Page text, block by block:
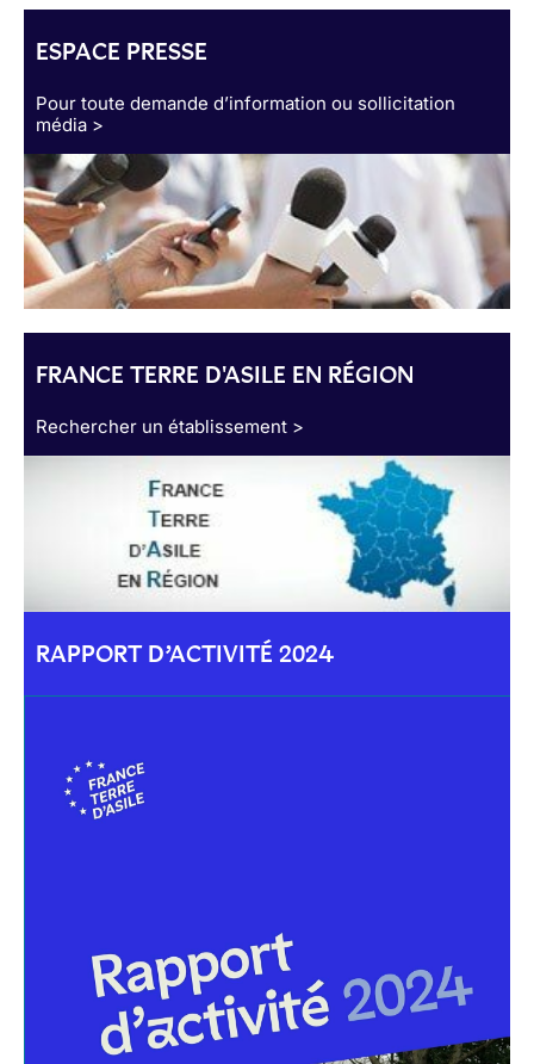
ESPACE PRESSE
Pour toute demande d’information ou sollicitation
média >
FRANCE TERRE D'ASILE EN RÉGION
Rechercher un établissement >
RAPPORT D’ACTIVITÉ 2024